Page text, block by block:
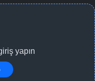
yapın